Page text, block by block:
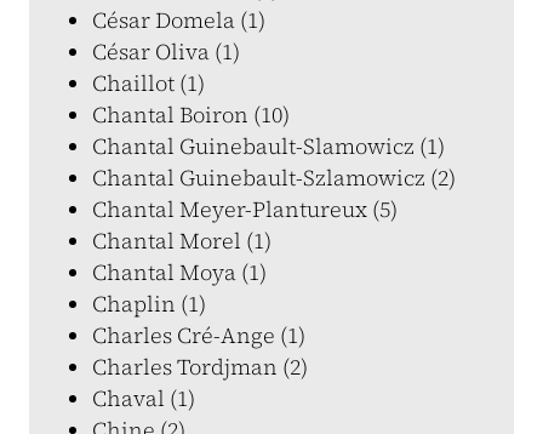
César Domela (1)
César Oliva (1)
Chaillot (1)
Chantal Boiron (10)
Chantal Guinebault-Slamowicz (1)
Chantal Guinebault-Szlamowicz (2)
Chantal Meyer-Plantureux (5)
Chantal Morel (1)
Chantal Moya (1)
Chaplin (1)
Charles Cré-Ange (1)
Charles Tordjman (2)
Chaval (1)